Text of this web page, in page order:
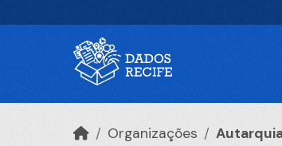
Organizações